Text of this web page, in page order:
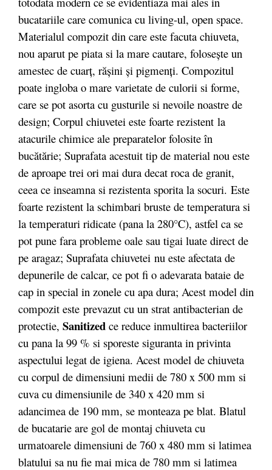
bucatariile care comunica cu living-ul, open space.
Materialul compozit din care este facuta chiuveta,
nou aparut pe piata si la mare cautare, folosește un
amestec de cuarț, rășini și pigmenți. Compozitul
poate ingloba o mare varietate de culorii si forme,
care se pot asorta cu gusturile si nevoile noastre de
design; Corpul chiuvetei este foarte rezistent la
atacurile chimice ale preparatelor folosite în
bucătărie; Suprafata acestuit tip de material nou este
de aproape trei ori mai dura decat roca de granit,
ceea ce inseamna si rezistenta sporita la socuri. Este
foarte rezistent la schimbari bruste de temperatura si
la temperaturi ridicate (pana la 280°C), astfel ca se
pot pune fara probleme oale sau tigai luate direct de
pe aragaz; Suprafata chiuvetei nu este afectata de
depunerile de calcar, ce pot fi o adevarata bataie de
cap in special in zonele cu apa dura; Acest model din
compozit este prevazut cu un strat antibacterian de
protectie, Sanitized ce reduce inmultirea bacteriilor
cu pana la 99 % si sporeste siguranta in privinta
aspectului legat de igiena. Acest model de chiuveta
cu corpul de dimensiuni medii de 780 x 500 mm si
cuva cu dimensiunile de 340 x 420 mm si
adancimea de 190 mm, se monteaza pe blat. Blatul
de bucatarie are gol de montaj chiuveta cu
urmatoarele dimensiuni de 760 x 480 mm si latimea
blatului sa nu fie mai mica de 780 mm si latimea